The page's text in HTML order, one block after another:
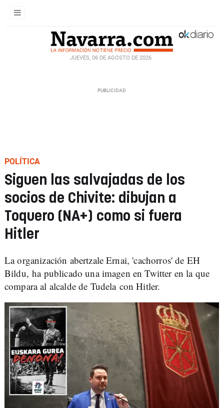
JUEVES, 06 DE AGOSTO DE 2026
POLÍTICA
Siguen las salvajadas de los
socios de Chivite: dibujan a
Toquero (NA+) como si fuera
Hitler
La organización abertzale Ernai, 'cachorros' de EH
Bildu, ha publicado una imagen en Twitter en la que
compara al alcalde de Tudela con Hitler.